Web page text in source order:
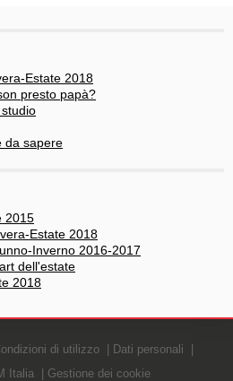
Estate 2018
presto papà?
da sapere
2015
Estate 2018
Inverno 2016-2017
dell'estate
2018
di utilizzo
Dati personali
Italia Gestione dei cookie